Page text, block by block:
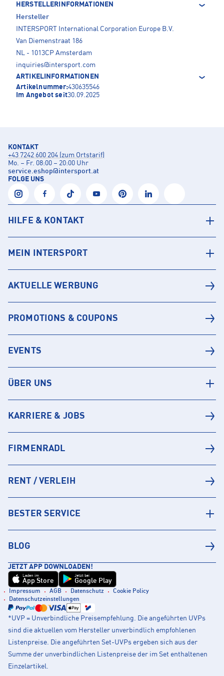
HERSTELLERINFORMATIONEN
Hersteller
INTERSPORT International Corporation Europe B.V.
Van Diemenstraat 186
NL - 1013CP Amsterdam
inquiries@intersport.com
ARTIKELINFORMATIONEN
Artikelnummer:430635546
Im Angebot seit30.09.2025
KONTAKT
+43 7242 600 204 (zum Ortstarif)
Mo. – Fr. 08:00 – 20:00 Uhr
service.eshop@intersport.at
FOLGE UNS
HILFE & KONTAKT
MEIN INTERSPORT
AKTUELLE WERBUNG
PROMOTIONS & COUPONS
EVENTS
ÜBER UNS
KARRIERE & JOBS
FIRMENRADL
RENT / VERLEIH
BESTER SERVICE
BLOG
JETZT APP DOWNLOADEN!
Laden im
App Store
Jetzt bei
Google Play
Impressum AGB Datenschutz
Cookie Policy
Datenschutzeinstellungen
*UVP = Unverbindliche Preisempfehlung. Die angeführten UVPs
sind die aktuellen vom Hersteller unverbindlich empfohlenen
Listenpreise. Die angeführten Set-UVPs ergeben sich aus der
Summe der unverbindlichen Listenpreise der im Set enthaltenen
Einzelartikel.